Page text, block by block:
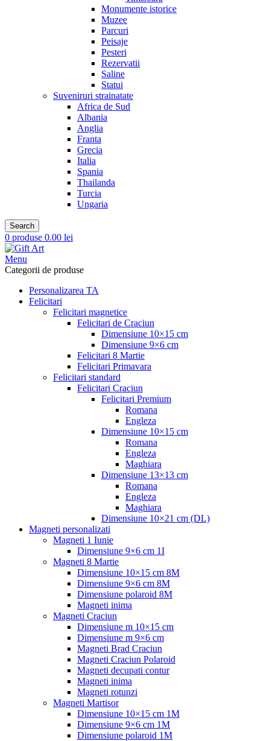
Monumente istorice
Muzee
Parcuri
Peisaje
Pesteri
Rezervatii
Saline
Statui
Suveniruri strainatate
Africa de Sud
Albania
Anglia
Franta
Grecia
Italia
Spania
Thailanda
Turcia
Ungaria
Search
0 produse 0.00 lei
Menu
Categorii de produse
Personalizarea TA
Felicitari
Felicitari magnetice
Felicitari de Craciun
Dimensiune 10×15 cm
Dimensiune 9×6 cm
Felicitari 8 Martie
Felicitari Primavara
Felicitari standard
Felicitari Craciun
Felicitari Premium
Romana
Engleza
Dimensiune 10×15 cm
Romana
Engleza
Maghiara
Dimensiune 13×13 cm
Romana
Engleza
Maghiara
Dimensiune 10×21 cm (DL)
Magneti personalizati
Magneti 1 Iunie
Dimensiune 9×6 cm 1I
Magneti 8 Martie
Dimensiune 10×15 cm 8M
Dimensiune 9×6 cm 8M
Dimensiune polaroid 8M
Magneti inima
Magneti Craciun
Dimensiune m 10×15 cm
Dimensiune m 9×6 cm
Magneti Brad Craciun
Magneti Craciun Polaroid
Magneti decupati contur
Magneti inima
Magneti rotunzi
Magneti Martisor
Dimensiune 10×15 cm 1M
Dimensiune 9×6 cm 1M
Dimensiune polaroid 1M